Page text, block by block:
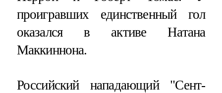
проигравших единственный гол
оказался в активе Натана
Маккиннона.
Российский нападающий "Сент-